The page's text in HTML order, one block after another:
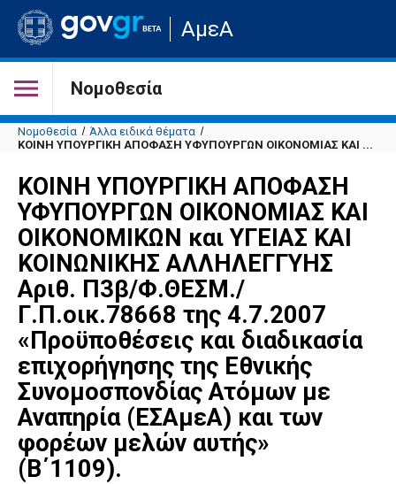
Μετάβαση
στην
σελίδα
του
ΑμεΑ
Νομοθεσία
Νομοθεσία
Άλλα ειδικά θέματα
ΚΟΙΝΗ ΥΠΟΥΡΓΙΚΗ ΑΠΟΦΑΣΗ ΥΦΥΠΟΥΡΓΩΝ ΟΙΚΟΝΟΜΙΑΣ ΚΑΙ ...
ΚΟΙΝΗ ΥΠΟΥΡΓΙΚΗ ΑΠΟΦΑΣΗ
ΥΦΥΠΟΥΡΓΩΝ ΟΙΚΟΝΟΜΙΑΣ ΚΑΙ
ΟΙΚΟΝΟΜΙΚΩΝ και ΥΓΕΙΑΣ ΚΑΙ
ΚΟΙΝΩΝΙΚΗΣ ΑΛΛΗΛΕΓΓΥΗΣ
Αριθ. Π3β/Φ.ΘΕΣΜ./
Γ.Π.οικ.78668 της 4.7.2007
«Προϋποθέσεις και διαδικασία
επιχορήγησης της Εθνικής
Συνομοσπονδίας Ατόμων με
Αναπηρία (ΕΣΑμεΑ) και των
φορέων μελών αυτής»
(Β΄1109).